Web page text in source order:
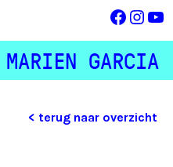
GARCIA
< terug naar overzicht